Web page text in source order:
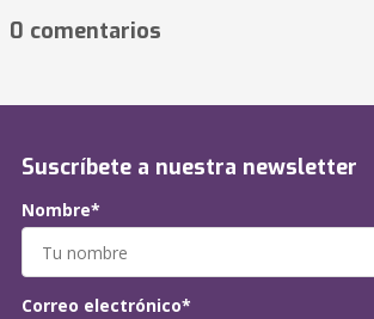
0 comentarios
Suscríbete a nuestra newsletter
Nombre*
Correo electrónico*